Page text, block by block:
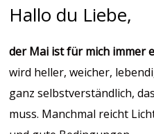
Hallo du Liebe,
der Mai ist für mich immer
wird heller, weicher,
ganz selbstverständlich,
muss. Manchmal reicht